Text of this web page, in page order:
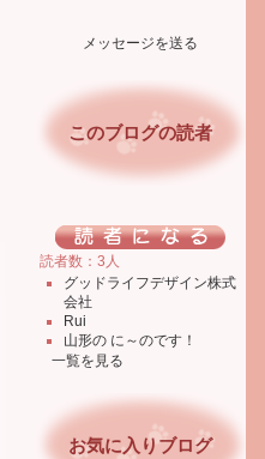
メッセージを送る
このブログの読者
読者数：3人
グッドライフデザイン株式
会社
Rui
山形の に～のです！
一覧を見る
お気に入りブログ